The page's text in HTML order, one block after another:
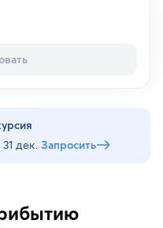
дек. Запросить